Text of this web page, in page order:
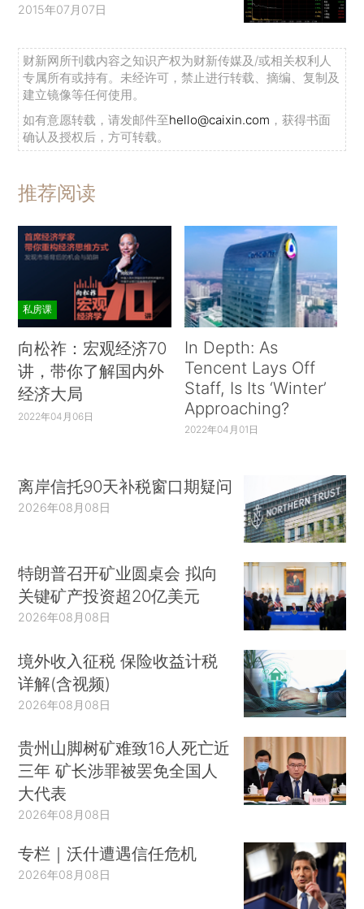
2015年07月07日
财新网所刊载内容之知识产权为财新传媒及/或相关权利人
专属所有或持有。未经许可，禁止进行转载、摘编、复制及
建立镜像等任何使用。
如有意愿转载，请发邮件至hello@caixin.com ，获得书面
确认及授权后，方可转载。
推荐阅读
私房课
向松祚：宏观经济70
讲，带你了解国内外
经济大局
2022年04月06日
In Depth: As
Tencent Lays Off
Staff, Is Its ‘Winter’
Approaching?
2022年04月01日
离岸信托90天补税窗口期疑问
2026年08月08日
特朗普召开矿业圆桌会 拟向
关键矿产投资超20亿美元
2026年08月08日
境外收入征税 保险收益计税
详解(含视频)
2026年08月08日
贵州山脚树矿难致16人死亡近
三年 矿长涉罪被罢免全国人
大代表
2026年08月08日
专栏｜沃什遭遇信任危机
2026年08月08日